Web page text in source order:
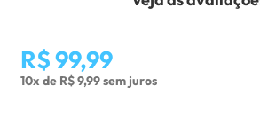
R$ 99,99
10x de R$ 9,99 sem juros